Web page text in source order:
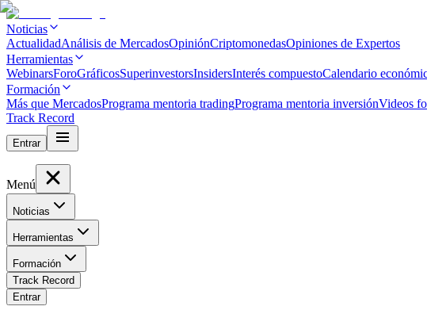
Noticias
ActualidadAnálisis de MercadosOpiniónCriptomonedasOpiniones de Expertos
Herramientas
WebinarsForoGráficosSuperinvestorsInsidersInterés compuestoCalendario
Formación
Más que MercadosPrograma mentoria tradingPrograma mentoria inversiónVideos
Track Record
Entrar
Menú
Noticias
Herramientas
Formación
Track Record
Entrar